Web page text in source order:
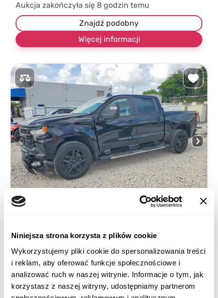
Niniejsza strona korzysta z plików cookie
Wykorzystujemy pliki cookie do spersonalizowania treści
i reklam, aby oferować funkcje społecznościowe i
analizować ruch w naszej witrynie. Informacje o tym, jak
korzystasz z naszej witryny, udostępniamy partnerom
Aukcja zakończyła się 8 godzin temu
Znajdź podobny
Więcej informacji
2024 CHEVROLET SILVERADO C1500 RST
Rear Wheel Drive
Diesel
47 374 mile
3,000 cm³
Automatic
2024